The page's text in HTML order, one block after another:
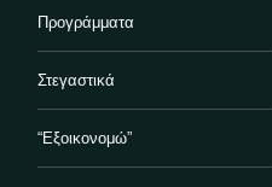
Προγράμματα
Στεγαστικά
“Εξοικονομώ”